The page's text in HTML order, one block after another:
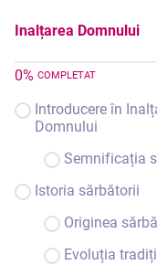
Inalțarea Domnului
0% COMPLETAT
Introducere în
Domnului
Semnificația
Istoria sărbătorii
Originea
Evoluția
Inalțarea Domnului